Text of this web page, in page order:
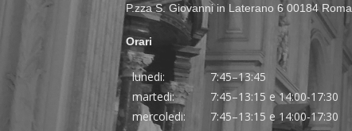
P.zza S. Giovanni in Laterano 6 00184 Roma
Orari
lunedi:
7:45–13:45
martedi:
7:45–13:15 e 14:00-17:30
mercoledi:
7:45–13:15 e 14:00-17:30